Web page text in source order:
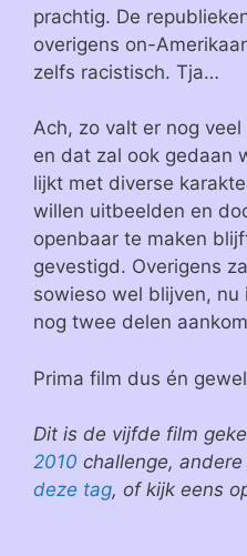
prachtig. De
overigens on-
zelfs racistisch. Tja…
Ach, zo valt er nog
en dat zal ook gedaan
lijkt met diverse
willen uitbeelden en
openbaar te maken
gevestigd. Overigens
sowieso wel blijven,
nog twee delen
Prima film dus én
Dit is de vijfde film
2010 challenge,
deze tag, of kijk eens